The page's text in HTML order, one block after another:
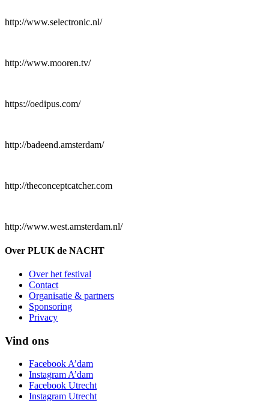
http://www.selectronic.nl/
http://www.mooren.tv/
https://oedipus.com/
http://badeend.amsterdam/
http://theconceptcatcher.com
http://www.west.amsterdam.nl/
Over PLUK de NACHT
Over het festival
Contact
Organisatie & partners
Sponsoring
Privacy
Vind ons
Facebook A’dam
Instagram A’dam
Facebook Utrecht
Instagram Utrecht